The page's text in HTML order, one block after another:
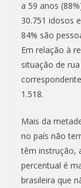
a 59 anos
30.751 idosos
84% são
Em relação à
situação de
1.518.
Mais da
no país não
têm instrução,
percentual é
brasileira que